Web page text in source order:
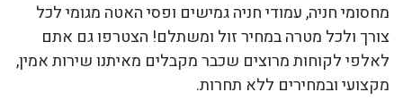
מחסומי חניה, עמודי חניה גמישים ופסי האטה מגומי לכל
צורך ולכל מטרה במחיר זול ומשתלם! הצטרפו גם אתם
לאלפי לקוחות מרוצים שכבר מקבלים מאיתנו שירות אמין,
מקצועי ובמחירים ללא תחרות.